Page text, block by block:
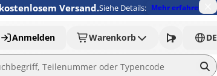
Versand.Siehe Details: Mehr erfahren
Anmelden Warenkorb DE